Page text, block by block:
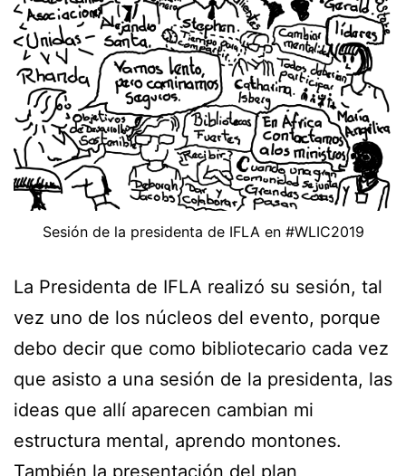
Sesión de la presidenta de IFLA en #WLIC2019
La Presidenta de IFLA realizó su sesión, tal
vez uno de los núcleos del evento, porque
debo decir que como bibliotecario cada vez
que asisto a una sesión de la presidenta, las
ideas que allí aparecen cambian mi
estructura mental, aprendo montones.
También la presentación del plan